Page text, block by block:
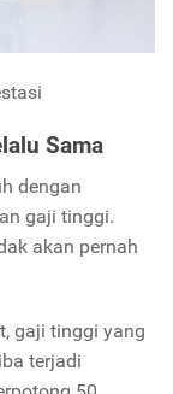
Sama
dengan
gaji tinggi.
akan pernah
gaji tinggi yang
terjadi